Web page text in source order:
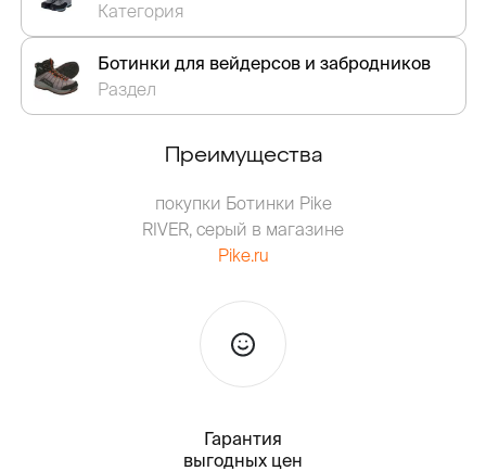
Категория
Ботинки для вейдерсов и забродников
Раздел
Преимущества
покупки Ботинки Pike
RIVER, серый в магазине
Pike.ru
Гарантия
выгодных цен